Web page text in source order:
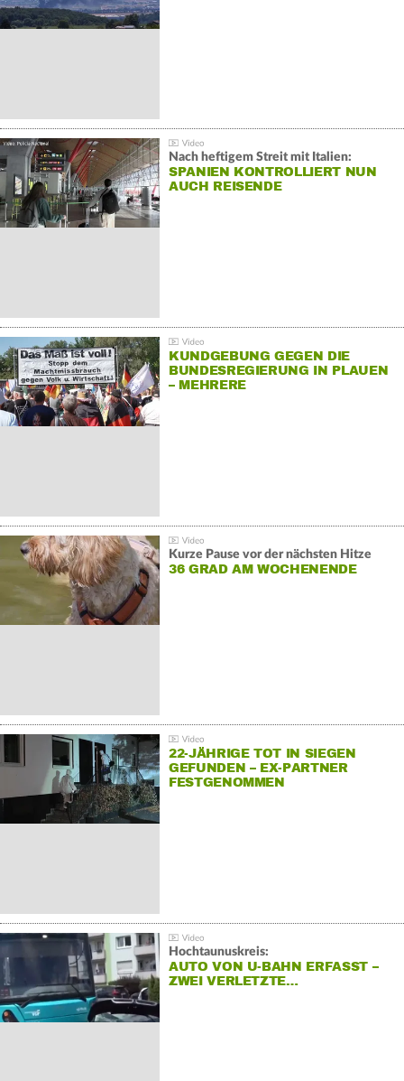
Nach heftigem Streit mit Italien:
SPANIEN KONTROLLIERT NUN
AUCH REISENDE
KUNDGEBUNG GEGEN DIE
BUNDESREGIERUNG IN PLAUEN
– MEHRERE
Kurze Pause vor der nächsten Hitze
36 GRAD AM WOCHENENDE
22-JÄHRIGE TOT IN SIEGEN
GEFUNDEN – EX-PARTNER
FESTGENOMMEN
Hochtaunuskreis:
AUTO VON U-BAHN ERFASST –
ZWEI VERLETZTE…